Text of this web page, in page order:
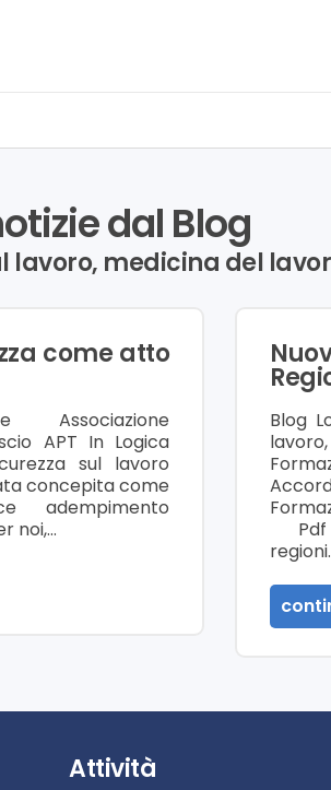
dal Blog
lavoro, medicina del
come atto
Associazione
APT In Logica
sul lavoro
concepita come
adempimento
noi,…
Blog
Pdf
Attività